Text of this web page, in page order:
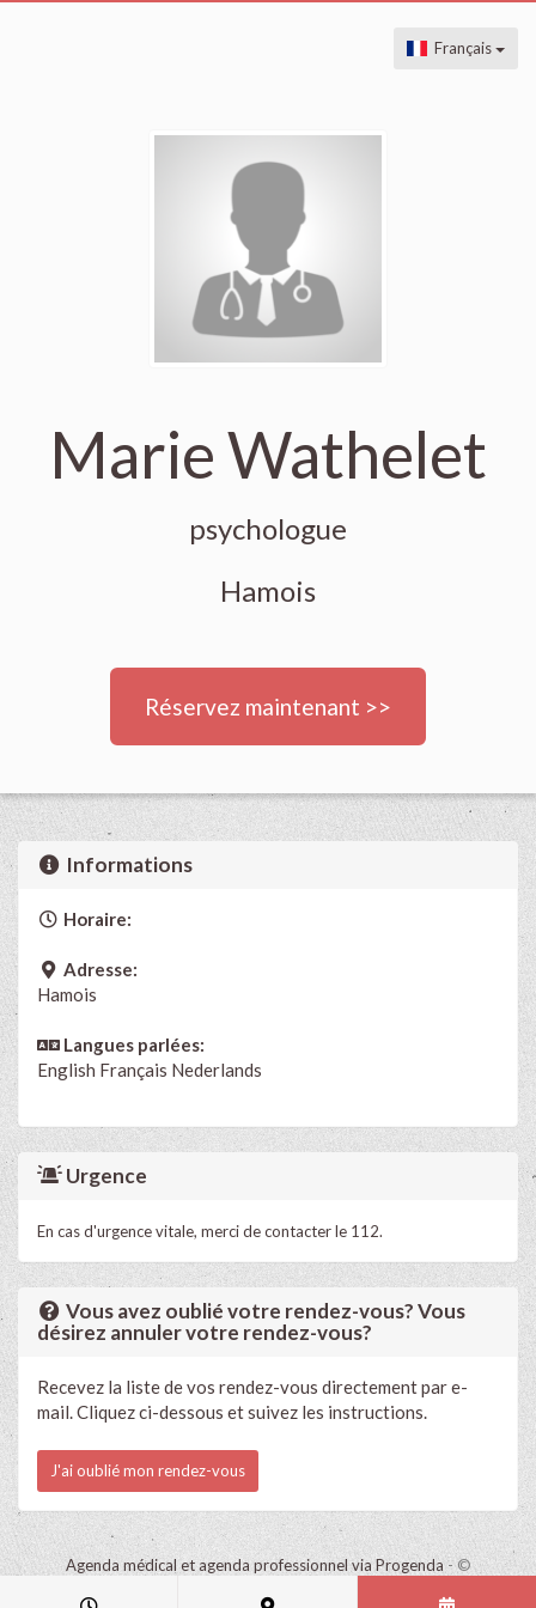
Français
Marie Wathelet
psychologue
Hamois
Réservez maintenant >>
Informations
Horaire:
Adresse:
Hamois
Langues parlées:
English Français Nederlands
Urgence
En cas d'urgence vitale, merci de contacter le 112.
Vous avez oublié votre rendez-vous? Vous
désirez annuler votre rendez-vous?
Recevez la liste de vos rendez-vous directement par e-
mail. Cliquez ci-dessous et suivez les instructions.
J'ai oublié mon rendez-vous
Agenda médical et agenda professionnel via Progenda - ©